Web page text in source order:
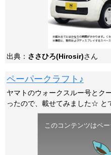
出典： ささひろ(Hirosir)さん
ペーパークラフト♪
ヤマトのウォークスルー号とク
ったので、載せてみました☆ と
このコンテンツはペー